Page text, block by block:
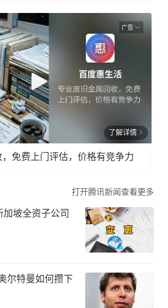
广告
了解详情
免费上门评估，价格有竞争力
打开腾讯新闻查看更多
坡全资子公司
尔特曼如何攒下